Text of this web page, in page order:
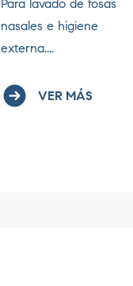
Para lavado de fosas
nasales e higiene
externa....
VER MÁS